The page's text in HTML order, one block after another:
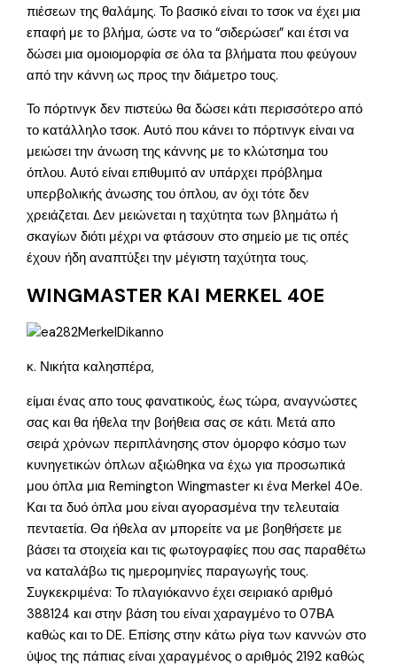
πιέσεων της θαλάμης. Το βασικό είναι το τσοκ να έχει μια
επαφή με το βλήμα, ώστε να το “σιδερώσει” και έτσι να
δώσει μια ομοιομορφία σε όλα τα βλήματα που φεύγουν
από την κάννη ως προς την διάμετρο τους.
Το πόρτινγκ δεν πιστεύω θα δώσει κάτι περισσότερο από
το κατάλληλο τσοκ. Αυτό που κάνει το πόρτινγκ είναι να
μειώσει την άνωση της κάννης με το κλώτσημα του
όπλου. Αυτό είναι επιθυμιτό αν υπάρχει πρόβλημα
υπερβολικής άνωσης του όπλου, αν όχι τότε δεν
χρειάζεται. Δεν μειώνεται η ταχύτητα των βλημάτω ή
σκαγίων διότι μέχρι να φτάσουν στο σημείο με τις οπές
έχουν ήδη αναπτύξει την μέγιστη ταχύτητα τους.
WINGMASTER KAI MERKEL 40E
κ. Νικήτα καλησπέρα,
είμαι ένας απο τους φανατικούς, έως τώρα, αναγνώστες
σας και θα ήθελα την βοήθεια σας σε κάτι. Μετά απο
σειρά χρόνων περιπλάνησης στον όμορφο κόσμο των
κυνηγετικών όπλων αξιώθηκα να έχω για προσωπικά
μου όπλα μια Remington Wingmaster κι ένα Merkel 40e.
Και τα δυό όπλα μου είναι αγορασμένα την τελευταία
πενταετία. Θα ήθελα αν μπορείτε να με βοηθήσετε με
βάσει τα στοιχεία και τις φωτογραφίες που σας παραθέτω
να καταλάβω τις ημερομηνίες παραγωγής τους.
Συγκεκριμένα: Το πλαγιόκαννο έχει σειριακό αριθμό
388124 και στην βάση του είναι χαραγμένο το 07ΒΑ
καθώς και το DE. Επίσης στην κάτω ρίγα των καννών στο
ύψος της πάπιας είναι χαραγμένος ο αριθμός 2192 καθώς